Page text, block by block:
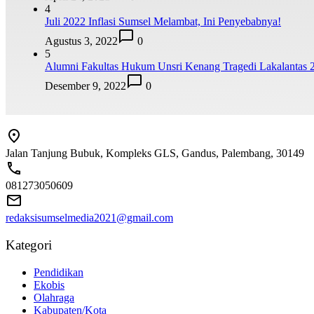
4
Juli 2022 Inflasi Sumsel Melambat, Ini Penyebabnya!
Agustus 3, 2022
0
5
Alumni Fakultas Hukum Unsri Kenang Tragedi Lakalantas
Desember 9, 2022
0
Jalan Tanjung Bubuk, Kompleks GLS, Gandus, Palembang, 30149
081273050609
redaksisumselmedia2021@gmail.com
Kategori
Pendidikan
Ekobis
Olahraga
Kabupaten/Kota